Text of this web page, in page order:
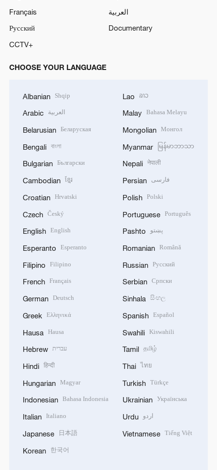
Français
العربية
Русский
Documentary
CCTV+
CHOOSE YOUR LANGUAGE
Albanian Shqip
Arabic العربية
Belarusian Беларуская
Bengali বাংলা
Bulgarian Български
Cambodian ខ្មែរ
Croatian Hrvatski
Czech Český
English English
Esperanto Esperanto
Filipino Filipino
French Français
German Deutsch
Greek Ελληνικά
Hausa Hausa
Hebrew עברית
Hindi हिन्दी
Hungarian Magyar
Indonesian Bahasa Indonesia
Italian Italiano
Japanese 日本語
Korean 한국어
Lao ລາວ
Malay Bahasa Melayu
Mongolian Монгол
Myanmar မြန်မာဘာသာ
Nepali नेपाली
Persian فارسی
Polish Polski
Portuguese Português
Pashto پښتو
Romanian Română
Russian Русский
Serbian Српски
Sinhala සිංහල
Spanish Español
Swahili Kiswahili
Tamil தமிழ்
Thai ไทย
Turkish Türkçe
Ukrainian Українська
Urdu اردو
Vietnamese Tiếng Việt